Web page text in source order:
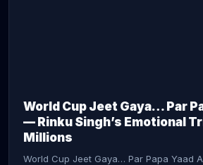
World Cup Jeet Gaya… Par
— Rinku Singh’s Emotional
Millions
World Cup Jeet Gaya… Par Papa Yaad